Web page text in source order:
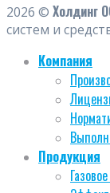
2026 © Холдинг
систем и
Компания
Продукция